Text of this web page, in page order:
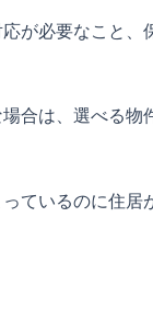
が必要なこと、
合は、選べる物
ているのに住